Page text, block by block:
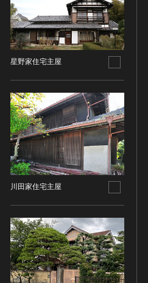
星野家住宅主屋
川田家住宅主屋
新石器 [中国]
夏 [中国]
殷（商） [中国]
周 [中国]
戦国時代 [中国]
秦 [中国]
漢 [中国]
三国 [中国]
晋 [中国]
五胡十六国 [中国]
南北朝（六朝） [中国]
唐 [中国]
五代十国 [中国]
宋 [中国]
元 [中国]
漆工
染織
その他の美術
写真
デザイン
書
その他
考古資料
石器・石製品類
土器・土製品類
金属製品類
木簡・木製品類
骨角・牙・貝製品類
特別天然記念物
重要文化的景観
重要伝統的建造物群保存地
選定保存技術
未指定
有形文化財(建造物)
有形文化財(美術工芸品)
無形文化財
民俗文化財(有形民俗文化財)
民俗文化財(無形民俗文化財)
記念物(史跡)
記念物(天然記念物)
伝統的建造物群保存地区
文化財保存技術
地方指定文化財
IN COPYRIGHT - EU
EU孤児著作物）
IN COPYRIGHT -
PERMITTED（著作権あり-
IN COPYRIGHT -
PERMITTED（著作権あり-
IN COPYRIGHT -
OR UNIDENTIFIABLE（著
NO COPYRIGHT -
RESTRICTIONS（著作権
NO COPYRIGHT -
作権なし-非営利目的のみ利
NO COPYRIGHT - OTHER
RESTRICTIONS（著作権
NO COPYRIGHT -
の法律上）
COPYRIGHT NOT
COPYRIGHT
NO KNOWN COPYRIGHT
連想検
20件で表示